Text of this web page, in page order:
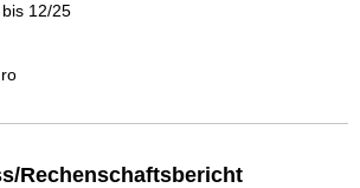
12/25
Rechenschaftsbericht